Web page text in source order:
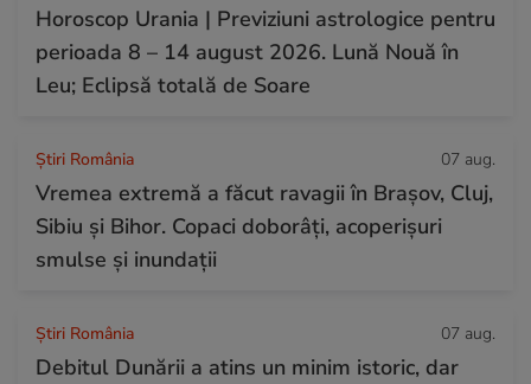
Horoscop Urania | Previziuni astrologice pentru
perioada 8 – 14 august 2026. Lună Nouă în
Leu; Eclipsă totală de Soare
Știri România 07 aug.
Vremea extremă a făcut ravagii în Brașov, Cluj,
Sibiu și Bihor. Copaci doborâți, acoperișuri
smulse și inundații
Știri România 07 aug.
Debitul Dunării a atins un minim istoric, dar